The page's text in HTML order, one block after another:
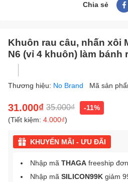
Chia sẻ
Khuôn rau câu, nhấn xôi
N6 (vỉ 4 khuôn) làm bánh
Thương hiệu: No Brand Mã sản
31.000₫ 35.000₫
-11%
(Tiết kiệm: 4.000₫)
KHUYẾN MÃI - ƯU ĐÃI
Nhập mã THAGA freeship
Nhập mã SILICON99K giảm